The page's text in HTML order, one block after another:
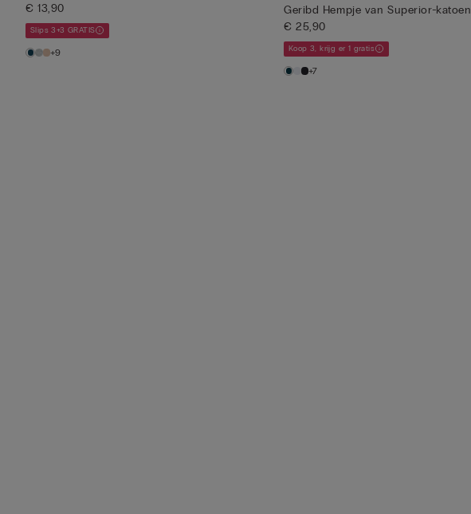
€ 13,90
Slips 3+3 GRATIS
+9
Geribd Hempje van Superior-katoen
€ 25,90
Koop 3, krijg er 1 gratis
+7